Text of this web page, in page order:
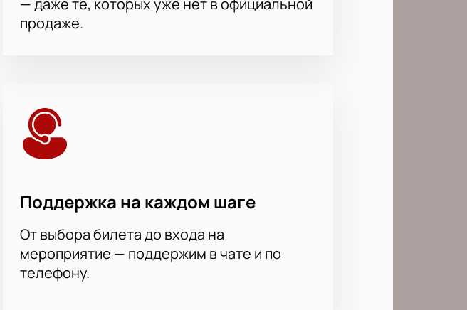
продаже.
Поддержка на каждом шаге
От выбора билета до входа на
мероприятие — поддержим в чате и по
телефону.